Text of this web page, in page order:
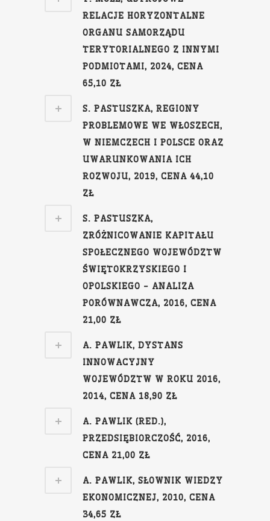
RELACJE HORYZONTALNE
ORGANU SAMORZĄDU
TERYTORIALNEGO Z INNYMI
PODMIOTAMI, 2024, CENA
65,10 ZŁ
S. PASTUSZKA, REGIONY
PROBLEMOWE WE WŁOSZECH,
W NIEMCZECH I POLSCE ORAZ
UWARUNKOWANIA ICH
ROZWOJU, 2019, CENA 44,10
ZŁ
S. PASTUSZKA,
ZRÓŻNICOWANIE KAPITAŁU
SPOŁECZNEGO WOJEWÓDZTW
ŚWIĘTOKRZYSKIEGO I
OPOLSKIEGO - ANALIZA
PORÓWNAWCZA, 2016, CENA
21,00 ZŁ
A. PAWLIK, DYSTANS
INNOWACYJNY
WOJEWÓDZTW W ROKU 2016,
2014, CENA 18,90 ZŁ
A. PAWLIK (RED.),
PRZEDSIĘBIORCZOŚĆ, 2016,
CENA 21,00 ZŁ
A. PAWLIK, SŁOWNIK WIEDZY
EKONOMICZNEJ, 2010, CENA
34,65 ZŁ